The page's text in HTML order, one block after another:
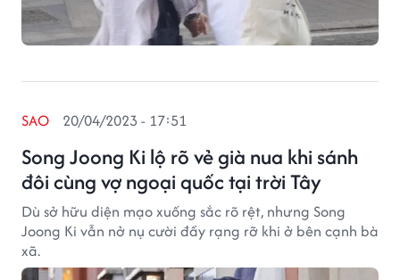
Song Joong Ki lộ rõ vẻ già nua khi sánh
đôi cùng vợ ngoại quốc tại trời Tây
SAO 20/04/2023 - 17:51
Dù sở hữu diện mạo xuống sắc rõ rệt, nhưng Song
Joong Ki vẫn nở nụ cười đầy rạng rỡ khi ở bên cạnh bà
xã.